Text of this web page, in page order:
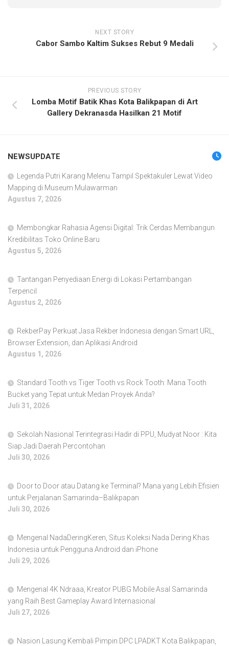
NEXT STORY
Cabor Sambo Kaltim Sukses Rebut 9 Medali
PREVIOUS STORY
Lomba Motif Batik Khas Kota Balikpapan di Art
Gallery Dekranasda Hasilkan 21 Motif
NEWSUPDATE
Legenda Putri Karang Melenu Tampil Spektakuler Lewat Video
Mapping di Museum Mulawarman
Agustus 7, 2026
Membongkar Rahasia Agensi Digital: Trik Cerdas Membangun
Kredibilitas Toko Online Baru
Agustus 5, 2026
Tantangan Penyediaan Energi di Lokasi Pertambangan
Terpencil
Agustus 2, 2026
RekberPay Perkuat Jasa Rekber Indonesia dengan Smart URL,
Browser Extension, dan Aplikasi Android
Agustus 1, 2026
Standard Tooth vs Tiger Tooth vs Rock Tooth: Mana Tooth
Bucket yang Tepat untuk Medan Proyek Anda?
Juli 31, 2026
Sekolah Nasional Terintegrasi Hadir di PPU, Mudyat Noor : Kita
Siap Jadi Daerah Percontohan
Juli 30, 2026
Door to Door atau Datang ke Terminal? Mana yang Lebih Efisien
untuk Perjalanan Samarinda–Balikpapan
Juli 30, 2026
Mengenal NadaDeringKeren, Situs Koleksi Nada Dering Khas
Indonesia untuk Pengguna Android dan iPhone
Juli 29, 2026
Mengenal 4K Ndraaa, Kreator PUBG Mobile Asal Samarinda
yang Raih Best Gameplay Award Internasional
Juli 27, 2026
Nasion Lasung Kembali Pimpin DPC LPADKT Kota Balikpapan,